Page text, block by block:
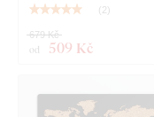
( 2)
od 509 Kč
679 Kč